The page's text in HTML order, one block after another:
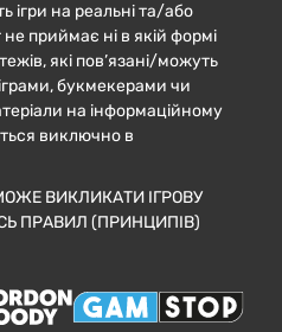
ігри на реальні та/або
не приймає ні в якій формі
які пов’язані/можуть
букмекерами чи
на інформаційному
виключно в
ВИКЛИКАТИ ІГРОВУ
ПРАВИЛ (ПРИНЦИПІВ)